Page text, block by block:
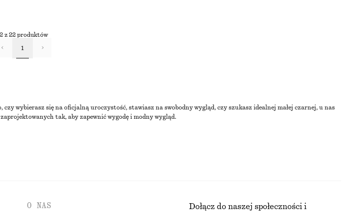
wybierasz się na oficjalną uroczystość, stawiasz na swobodny wygląd, czy szukasz idealnej małej czarnej, u nas
tak, aby zapewnić wygodę i modny wygląd.
z 22 produktów
1
O NAS
Dołącz do naszej społeczności i